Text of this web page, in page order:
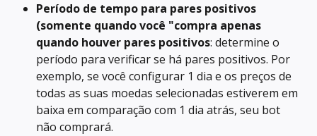
Período de tempo para pares positivos
(somente quando você "compra apenas
quando houver pares positivos: determine o
período para verificar se há pares positivos. Por
exemplo, se você configurar 1 dia e os preços de
todas as suas moedas selecionadas estiverem em
baixa em comparação com 1 dia atrás, seu bot
não comprará.